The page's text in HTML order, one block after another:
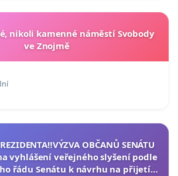
nikoli kamenné náměstí Svobody
ve Znojmě
OBČANŮ SENÁTU
na vyhlášení veřejného slyšení podle
řádu Senátu k návrhu na přijetí